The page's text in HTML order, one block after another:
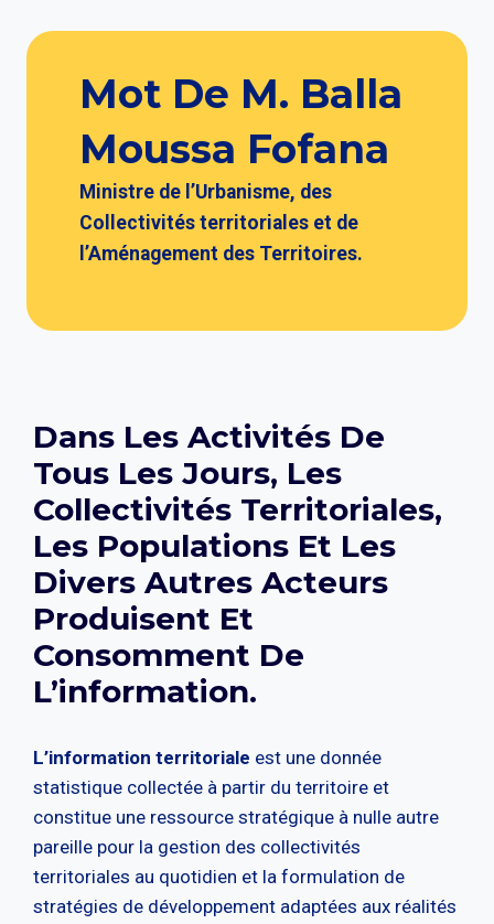
Mot De M. Balla
Moussa Fofana
Ministre de l’Urbanisme, des
Collectivités territoriales et de
l’Aménagement des Territoires.
Dans Les Activités De
Tous Les Jours, Les
Collectivités Territoriales,
Les Populations Et Les
Divers Autres Acteurs
Produisent Et
Consomment De
L’information.
L’information territoriale est une donnée
statistique collectée à partir du territoire et
constitue une ressource stratégique à nulle autre
pareille pour la gestion des collectivités
territoriales au quotidien et la formulation de
stratégies de développement adaptées aux réalités